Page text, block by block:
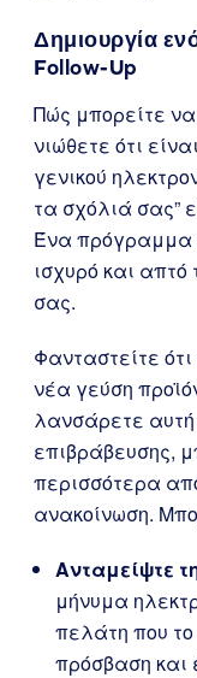
Δημιουργία
Follow-Up
Πώς μπορείτε να
νιώθετε ότι
γενικού
τα σχόλιά σας”
Ένα πρόγραμμα
ισχυρό και απτό
σας.
Φανταστείτε
νέα γεύση
λανσάρετε
επιβράβευσης,
περισσότερα
ανακοίνωση.
Ανταμείψτε
μήνυμα
πελάτη που το
πρόσβαση και